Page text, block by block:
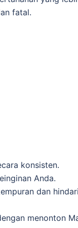
fatal.
konsisten.
Anda.
dan
menonton